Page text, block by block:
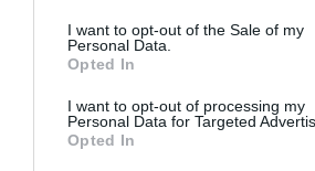
I want to opt-out of the Sale of my
Personal Data.
Opted In
I want to opt-out of processing my
Personal Data for Targeted
Opted In
ζωή στη Μύκονο, καθώς επίσης το
νεανικών της χρόνων ανάμεσα στο
της αποτέλεσε η μνήμη και η
παρελθόντος. Παράλληλα η γραφή